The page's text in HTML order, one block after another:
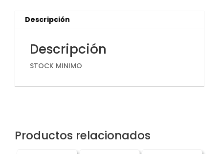
Descripción
Descripción
STOCK MINIMO
Productos relacionados